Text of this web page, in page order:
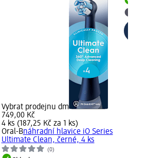
Vybrat prodejnu dm
749,00 Kč
4 ks (187,25 Kč za 1 ks)
Oral-Bnáhradní hlavice iO Series
Ultimate Clean, černé, 4 ks
(0)